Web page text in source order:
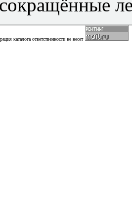
каталога ответственности не несет